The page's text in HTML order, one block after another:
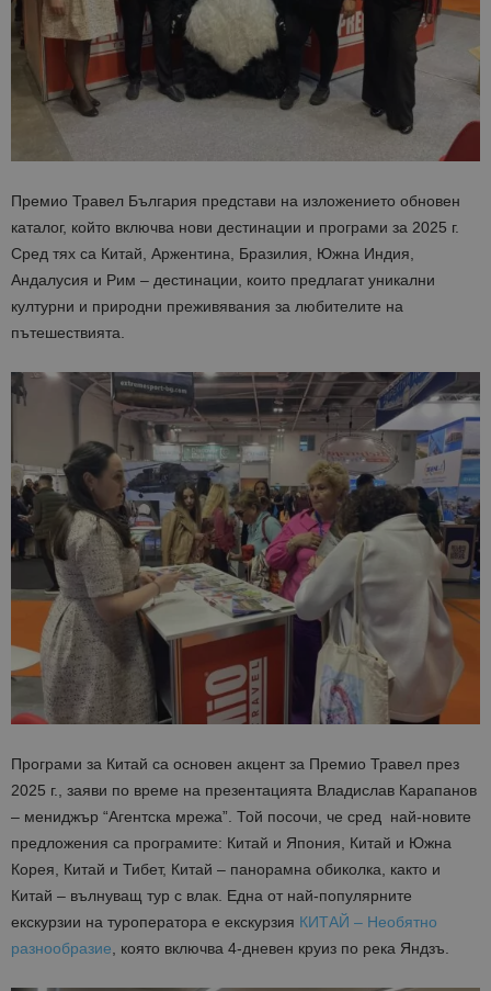
Премио Травел България представи на изложението обновен
каталог, който включва нови дестинации и програми за 2025 г.
Сред тях са Китай, Аржентина, Бразилия, Южна Индия,
Андалусия и Рим – дестинации, които предлагат уникални
културни и природни преживявания за любителите на
пътешествията.
Програми за Китай са основен акцент за Премио Травел през
2025 г., заяви по време на презентацията Владислав Карапанов
– мениджър “Агентска мрежа”. Той посочи, че сред най-новите
предложения са програмите: Китай и Япония, Китай и Южна
Корея, Китай и Тибет, Китай – панорамна обиколка, както и
Китай – вълнуващ тур с влак. Една от най-популярните
екскурзии на туроператора е екскурзия КИТАЙ – Необятно
разнообразие, която включва 4-дневен круиз по река Яндзъ.